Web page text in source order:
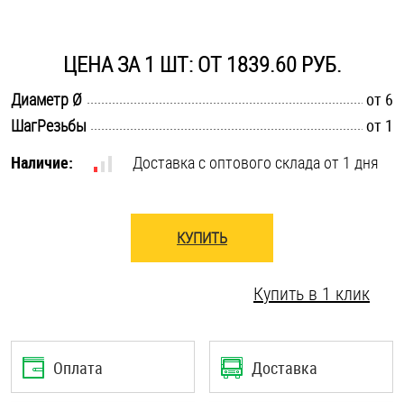
Такелаж
Хомуты
Шайбы
ЦЕНА ЗА 1 ШТ: ОТ 1839.60 РУБ.
Диаметр Ø
от 6
ШагРезьбы
от 1
Наличие:
Доставка с оптового склада от 1 дня
КУПИТЬ
Купить в 1 клик
Оплата Доставка